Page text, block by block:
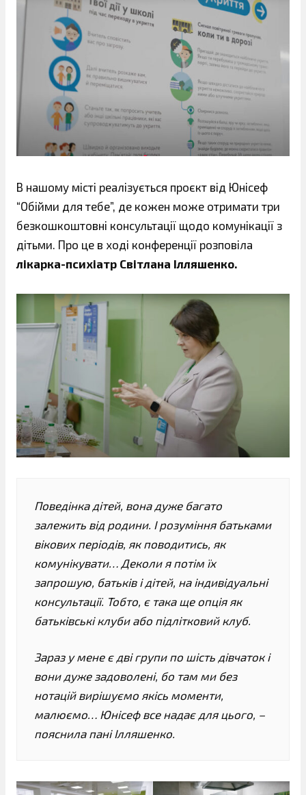
В нашому місті реалізується проєкт від Юнісеф
“Обійми для тебе”, де кожен може отримати три
безкошкоштовні консультації щодо комунікації з
дітьми. Про це в ході конференції розповіла
лікарка-психіатр Світлана Ілляшенко.
Поведінка дітей, вона дуже багато
залежить від родини. І розуміння батьками
вікових періодів, як поводитись, як
комунікувати… Деколи я потім їх
запрошую, батьків і дітей, на індивідуальні
консультації. Тобто, є така ще опція як
батьківські клуби або підлітковий клуб.
Зараз у мене є дві групи по шість дівчаток і
вони дуже задоволені, бо там ми без
нотацій вирішуємо якісь моменти,
малюємо… Юнісеф все надає для цього, –
пояснила пані Ілляшенко.